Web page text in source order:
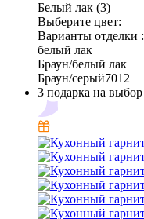
Белый лак (3)
Выберите цвет:
Варианты отделки :
белый лак
Браун/белый лак
Браун/серый7012
3 подарка на выбор